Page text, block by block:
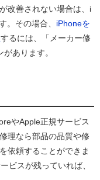
改善されない場合は、i
。その場合、 iPhoneを
するには、「メーカー修
があります。
やApple正規サービス
理なら部品の品質や修
依頼することができま
ビスが残っていれば、